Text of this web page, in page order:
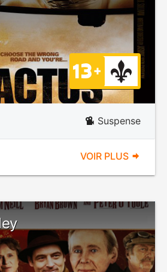
Suspense
VOIR PLUS